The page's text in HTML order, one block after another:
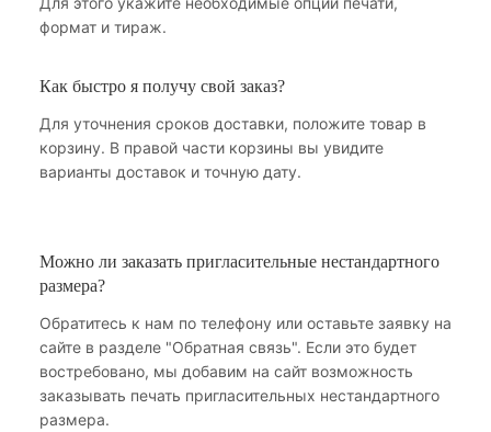
формат и тираж.
Как быстро я получу свой заказ?
Для уточнения сроков доставки, положите товар в
корзину. В правой части корзины вы увидите
варианты доставок и точную дату.
Можно ли заказать пригласительные нестандартного
размера?
Обратитесь к нам по телефону или оставьте заявку на
сайте в разделе "Обратная связь". Если это будет
востребовано, мы добавим на сайт возможность
заказывать печать пригласительных нестандартного
размера.